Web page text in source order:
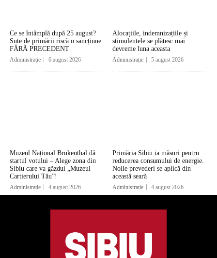
Ce se întâmplă după 25 august?
Sute de primării riscă o sancțiune
FĂRĂ PRECEDENT
Administrație 6 august 2026
Alocațiile, indemnizațiile și
stimulentele se plătesc mai
devreme luna aceasta
Administrație 5 august 2026
Muzeul Național Brukenthal dă
startul votului – Alege zona din
Sibiu care va găzdui „Muzeul
Cartierului Tău”!
Administrație 4 august 2026
Primăria Sibiu ia măsuri pentru
reducerea consumului de energie.
Noile prevederi se aplică din
această seară
Administrație 4 august 2026